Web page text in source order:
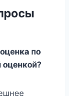
по
оценкой?